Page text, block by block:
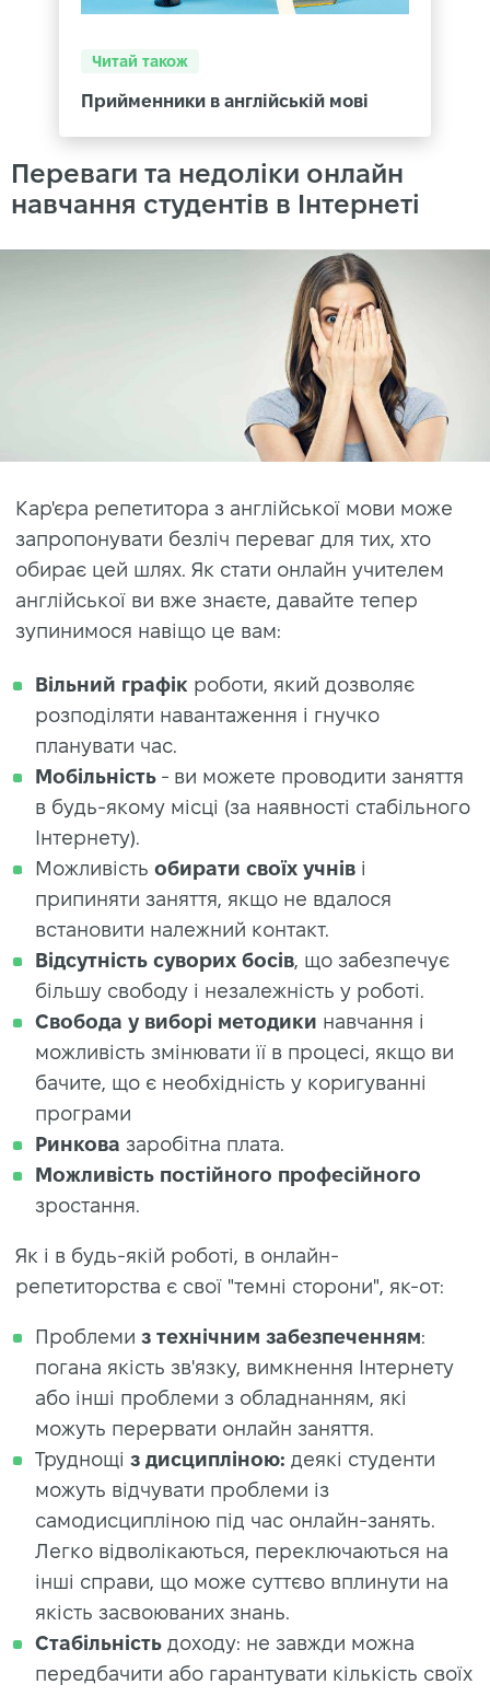
Читай також
Прийменники в англійській мові
Переваги та недоліки онлайн
навчання студентів в Інтернеті
Кар'єра репетитора з англійської мови може
запропонувати безліч переваг для тих, хто
обирає цей шлях. Як стати онлайн учителем
англійської ви вже знаєте, давайте тепер
зупинимося навіщо це вам:
Вільний графік роботи, який дозволяє
розподіляти навантаження і гнучко
планувати час.
Мобільність - ви можете проводити заняття
в будь-якому місці (за наявності стабільного
Інтернету).
Можливість обирати своїх учнів і
припиняти заняття, якщо не вдалося
встановити належний контакт.
Відсутність суворих босів, що забезпечує
більшу свободу і незалежність у роботі.
Свобода у виборі методики навчання і
можливість змінювати її в процесі, якщо ви
бачите, що є необхідність у коригуванні
програми
Ринкова заробітна плата.
Можливість постійного професійного
зростання.
Як і в будь-якій роботі, в онлайн-
репетиторства є свої "темні сторони", як-от:
Проблеми з технічним забезпеченням:
погана якість зв'язку, вимкнення Інтернету
або інші проблеми з обладнанням, які
можуть перервати онлайн заняття.
Труднощі з дисципліною: деякі студенти
можуть відчувати проблеми із
самодисципліною під час онлайн-занять.
Легко відволікаються, переключаються на
інші справи, що може суттєво вплинути на
якість засвоюваних знань.
Стабільність доходу: не завжди можна
передбачити або гарантувати кількість своїх